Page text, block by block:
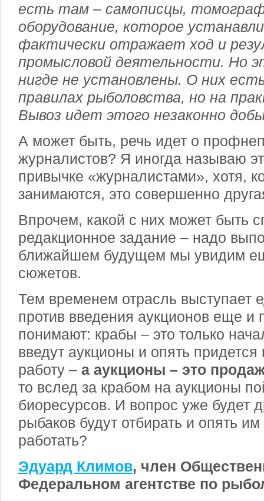
есть там – самописцы,
оборудование, которое
фактически отражает ход и
промысловой деятельности. Но
нигде не установлены. О них
правилах рыболовства, но на
Вывоз идет этого незаконно
А может быть, речь идет о
журналистов? Я иногда называю
привычке «журналистами», хотя,
занимаются, это совершенно
Впрочем, какой с них может быть
редакционное задание – надо
ближайшем будущем мы увидим
сюжетов.
Тем временем отрасль выступает
против введения аукционов еще и
понимают: крабы – это только
введут аукционы и опять придется
работу – а аукционы – это
то вслед за крабом на аукционы
биоресурсов. И вопрос уже будет
рыбаков будут отбирать и опять
работать?
Эдуард Климов, член
Федеральном агентстве по